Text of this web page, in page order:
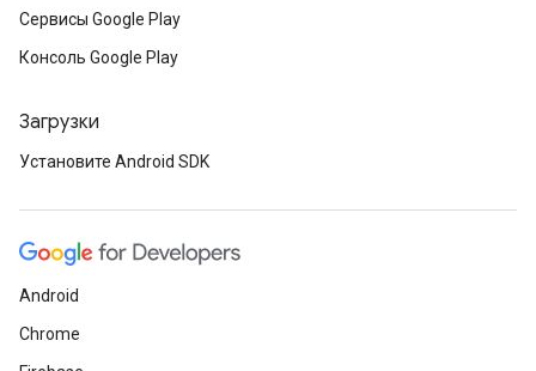
Сервисы Google Play
Консоль Google Play
Загрузки
Установите Android SDK
Android
Chrome